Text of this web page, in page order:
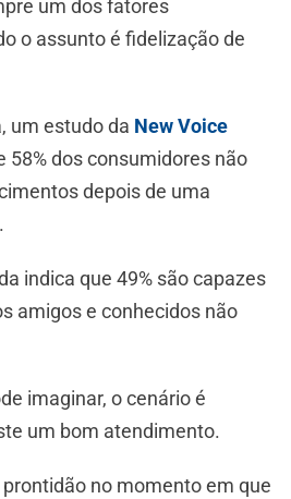
um dos fatores
o assunto é fidelização de
um estudo da New Voice
58% dos consumidores não
depois de uma
indica que 49% são capazes
amigos e conhecidos não
imaginar, o cenário é
um bom atendimento.
no momento em que